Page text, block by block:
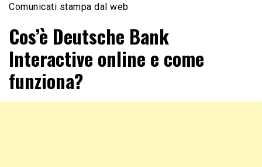
Comunicati stampa dal web
Cos’è Deutsche Bank
Interactive online e come
funziona?